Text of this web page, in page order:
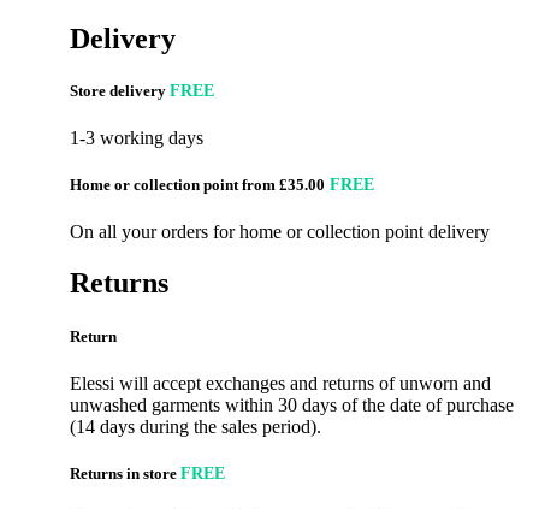
Delivery
Store delivery FREE
1-3 working days
Home or collection point from £35.00 FREE
On all your orders for home or collection point delivery
Returns
Return
Elessi will accept exchanges and returns of unworn and
unwashed garments within 30 days of the date of purchase
(14 days during the sales period).
Returns in store FREE